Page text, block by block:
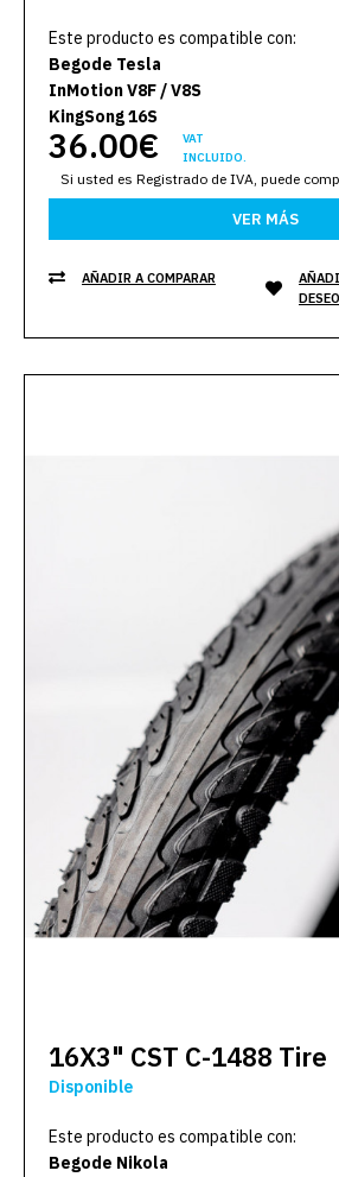
Este producto es compatible con:
Begode Tesla
InMotion V8F / V8S
KingSong 16S
36.00€
VAT
INCLUIDO.
Si usted es Registrado de IVA, puede
VER MÁS
AÑADIR A COMPARAR
16X3" CST C-1488 Tire
Disponible
Este producto es compatible con:
Begode Nikola